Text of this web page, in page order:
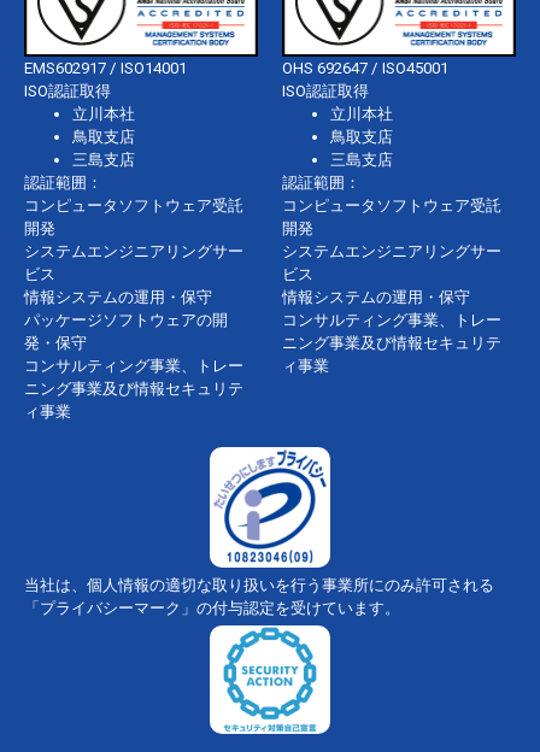
EMS602917 / ISO14001
ISO認証取得
立川本社
鳥取支店
三島支店
認証範囲：
コンピュータソフトウェア受託
開発
システムエンジニアリングサー
ビス
情報システムの運用・保守
パッケージソフトウェアの開
発・保守
コンサルティング事業、トレー
ニング事業及び情報セキュリテ
ィ事業
OHS 692647 / ISO45001
ISO認証取得
立川本社
鳥取支店
三島支店
認証範囲：
コンピュータソフトウェア受託
開発
システムエンジニアリングサー
ビス
情報システムの運用・保守
コンサルティング事業、トレー
ニング事業及び情報セキュリテ
ィ事業
当社は、個人情報の適切な取り扱いを行う事業所にのみ許可される
「プライバシーマーク」の付与認定を受けています。